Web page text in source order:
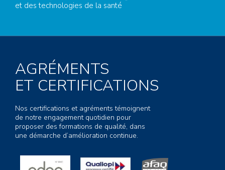
et des technologies de la santé
AGRÉMENTS
ET CERTIFICATIONS
Nos certifications et agréments témoignent
de notre engagement quotidien pour
proposer des formations de qualité, dans
une démarche d’amélioration continue.